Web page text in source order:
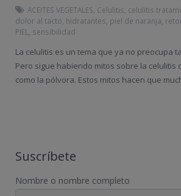
ACEITES VEGETALES Celulitis celulitis
dolor al tacto hidratantes piel de naranja
PIEL
sensibilidad
La celulitis es un tema que ya no preocupa
Pero sigue habiendo mitos sobre la celulitis
como la pólvora. Estos mitos hacen que
Suscríbete
Nombre o nombre completo